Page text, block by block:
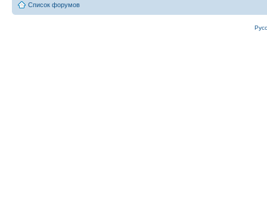
Список форумов